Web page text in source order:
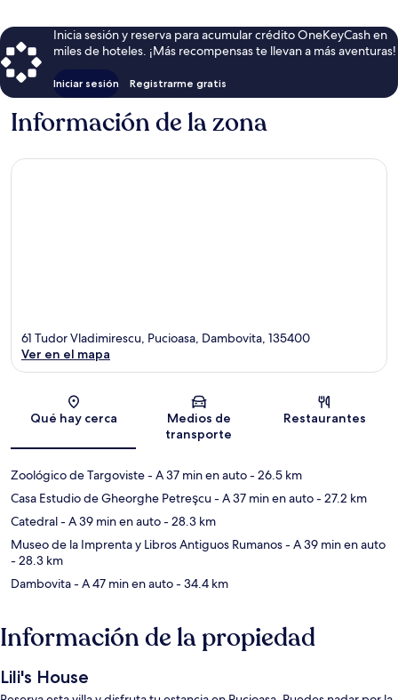
Inicia sesión y reserva para acumular crédito OneKeyCash en
miles de hoteles. ¡Más recompensas te llevan a más aventuras!
Iniciar sesión Registrarme gratis
Información de la zona
Sección del mapa
61 Tudor Vladimirescu, Pucioasa, Dambovita, 135400
Ver en el mapa
Qué hay cerca
Medios de
transporte
Restaurantes
Zoológico de Targoviste- A 37 min en auto- 26.5 km
Casa Estudio de Gheorghe Petreşcu- A 37 min en auto- 27.2 km
Catedral- A 39 min en auto- 28.3 km
Museo de la Imprenta y Libros Antiguos Rumanos- A 39 min en auto
- 28.3 km
Dambovita- A 47 min en auto- 34.4 km
Información de la propiedad
Lili's House